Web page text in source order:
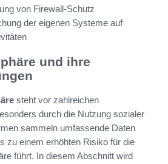
von Firewall-Schutz
der eigenen Systeme auf
und ihre
steht vor zahlreichen
durch die Nutzung sozialer
sammeln umfassende Daten
zu einem erhöhten Risiko für die
führt. In diesem Abschnitt wird